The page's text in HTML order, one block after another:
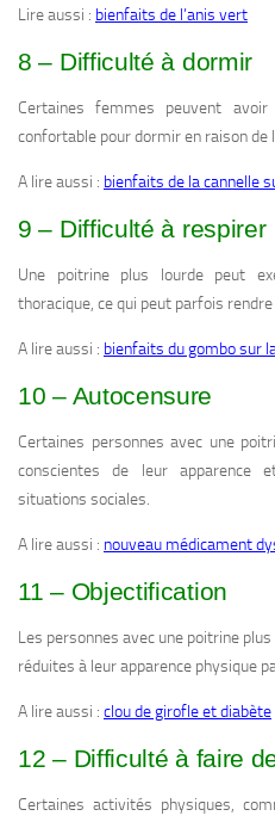
Lire aussi : bienfaits de l’anis vert
8 – Difficulté à dormir
Certaines femmes peuvent
confortable pour dormir en raison de
A lire aussi : bienfaits de la cannelle
9 – Difficulté à respirer
Une poitrine plus lourde peut
thoracique, ce qui peut parfois
A lire aussi : bienfaits du gombo sur
10 – Autocensure
Certaines personnes avec une
conscientes de leur apparence
situations sociales.
A lire aussi : nouveau médicament
11 – Objectification
Les personnes avec une poitrine
réduites à leur apparence physique
A lire aussi : clou de girofle et diabète
12 – Difficulté à faire
Certaines activités physiques,